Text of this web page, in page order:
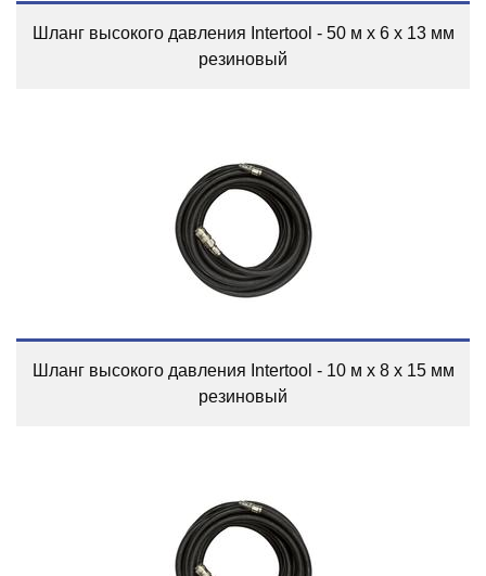
Шланг высокого давления Intertool - 50 м x 6 x 13 мм
резиновый
Шланг высокого давления Intertool - 10 м x 8 x 15 мм
резиновый